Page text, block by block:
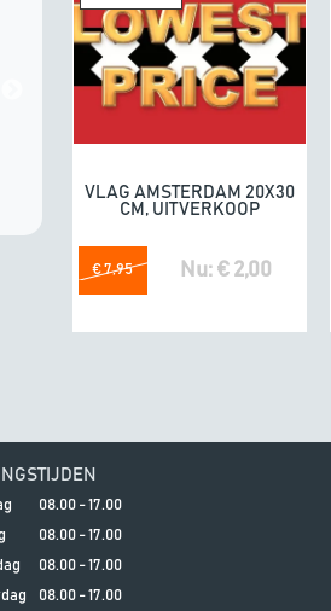
Marinusgeeft Algemene
21/07/2026 | Goede
In winkelwagen
VLAG AMSTERDAM 20X30
CM, UITVERKOOP
€ 7,95 Nu: € 2,00
08.00 - 17.00
08.00 - 17.00
08.00 - 17.00
08.00 - 17.00